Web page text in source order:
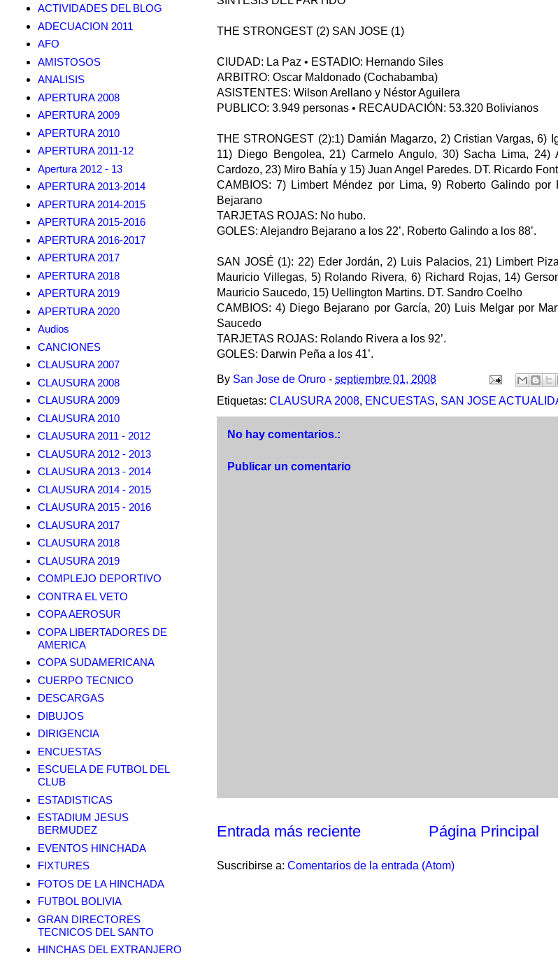
THE STRONGEST (2) SAN JOSE (1)
CIUDAD: La Paz • ESTADIO: Hernando Siles
ARBITRO: Oscar Maldonado (Cochabamba)
ASISTENTES: Wilson Arellano y Néstor Aguilera
PUBLICO: 3.949 personas • RECAUDACIÓN: 53.320 Bolivianos
THE STRONGEST (2):1) Damián Magarzo, 2) Cristian Vargas, 6)
11) Diego Bengolea, 21) Carmelo Angulo, 30) Sacha Lima, 24)
Cardozo, 23) Miro Bahía y 15) Juan Angel Paredes. DT. Ricardo
CAMBIOS: 7) Limbert Méndez por Lima, 9) Roberto Galindo
Bejarano
TARJETAS ROJAS: No hubo.
GOLES: Alejandro Bejarano a los 22’, Roberto Galindo a los 88’.
SAN JOSÉ (1): 22) Eder Jordán, 2) Luis Palacios, 21) Limbert
Mauricio Villegas, 5) Rolando Rivera, 6) Richard Rojas, 14)
Mauricio Saucedo, 15) Uellington Martins. DT. Sandro Coelho
CAMBIOS: 4) Diego Bejarano por García, 20) Luis Melgar por
Saucedo
TARJETAS ROJAS: Rolando Rivera a los 92’.
GOLES: Darwin Peña a los 41’.
By San Jose de Oruro - septiembre 01, 2008
Etiquetas: CLAUSURA 2008, ENCUESTAS, SAN JOSE
No hay comentarios.:
Publicar un comentario
Entrada más reciente Página Principal
Suscribirse a: Comentarios de la entrada (Atom)
ACTIVIDADES DEL BLOG
ADECUACION 2011
AFO
AMISTOSOS
ANALISIS
APERTURA 2008
APERTURA 2009
APERTURA 2010
APERTURA 2011-12
Apertura 2012 - 13
APERTURA 2013-2014
APERTURA 2014-2015
APERTURA 2015-2016
APERTURA 2016-2017
APERTURA 2017
APERTURA 2018
APERTURA 2019
APERTURA 2020
Audios
CANCIONES
CLAUSURA 2007
CLAUSURA 2008
CLAUSURA 2009
CLAUSURA 2010
CLAUSURA 2011 - 2012
CLAUSURA 2012 - 2013
CLAUSURA 2013 - 2014
CLAUSURA 2014 - 2015
CLAUSURA 2015 - 2016
CLAUSURA 2017
CLAUSURA 2018
CLAUSURA 2019
COMPLEJO DEPORTIVO
CONTRA EL VETO
COPA AEROSUR
COPA LIBERTADORES DE
AMERICA
COPA SUDAMERICANA
CUERPO TECNICO
DESCARGAS
DIBUJOS
DIRIGENCIA
ENCUESTAS
ESCUELA DE FUTBOL DEL
CLUB
ESTADISTICAS
ESTADIUM JESUS
BERMUDEZ
EVENTOS HINCHADA
FIXTURES
FOTOS DE LA HINCHADA
FUTBOL BOLIVIA
GRAN DIRECTORES
TECNICOS DEL SANTO
HINCHAS DEL EXTRANJERO